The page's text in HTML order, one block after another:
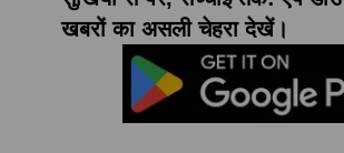
खबरों का असली चेहरा देखें।